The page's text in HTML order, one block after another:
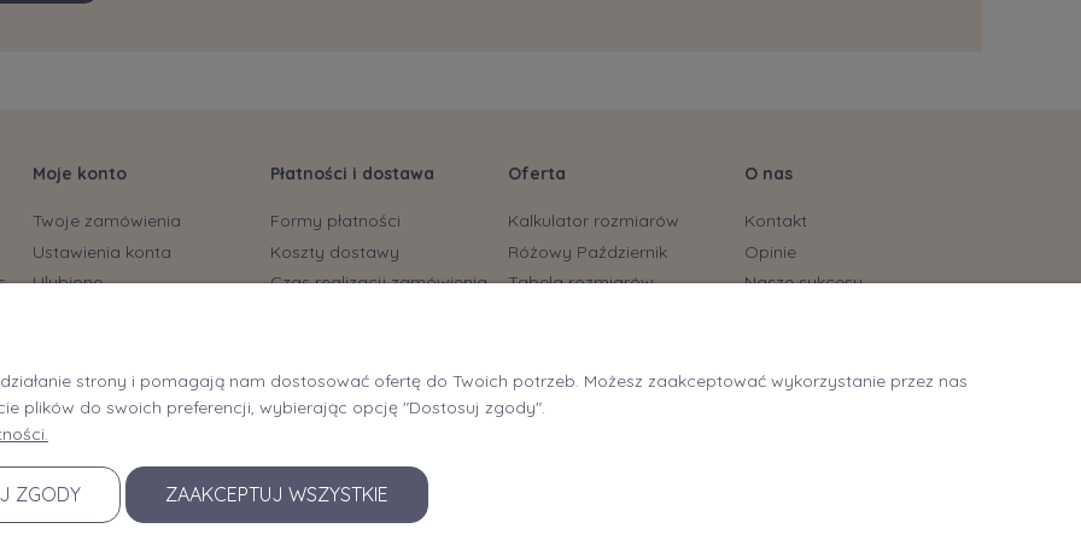
Moje konto
Twoje zamówienia
Ustawienia konta
Ulubione
Płatności i dostawa
Formy płatności
Koszty dostawy
Czas realizacji zamówienia
Oferta
Kalkulator rozmiarów
Różowy Październik
Tabela rozmiarów
Brafitting Tarnowskie Góry
O nas
Kontakt
Opinie
Nasze sukcesy
strony i pomagają nam dostosować ofertę do Twoich potrzeb. Możesz zaakceptować wykorzystanie przez nas
plików do swoich preferencji, wybierając opcję "Dostosuj zgody".
ZGODY ZAAKCEPTUJ WSZYSTKIE